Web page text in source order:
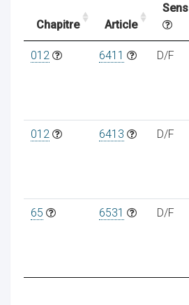
Chapitre Article
Sens
012 6411 D/F
012 6413 D/F
65 6531 D/F